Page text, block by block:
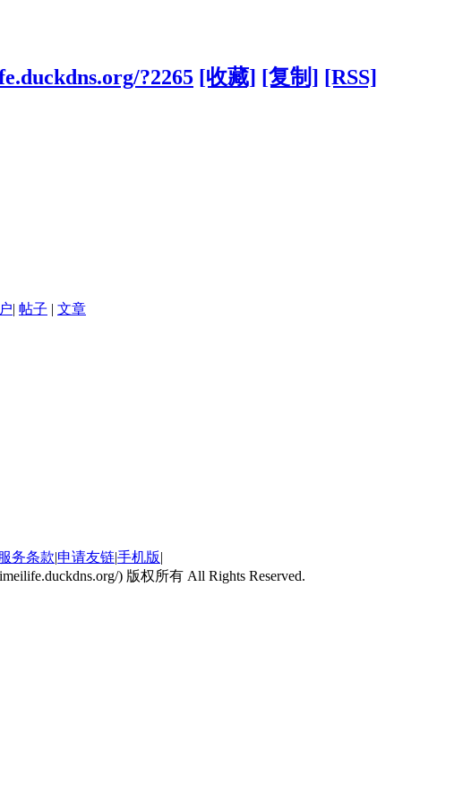
?2265 [收藏] [复制] [RSS]
| 帖子 | 文章
服务条款|申请友链|手机版|
) 版权所有 All Rights Reserved.